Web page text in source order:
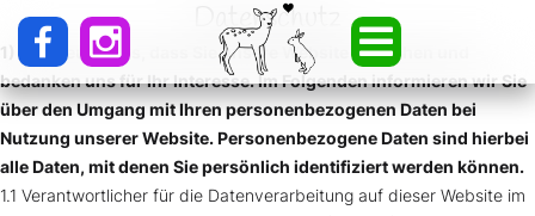
Datenschutz
1) Wir freuen uns, dass Sie unsere Website besuchen und
bedanken uns für Ihr Interesse. Im Folgenden informieren wir Sie
über den Umgang mit Ihren personenbezogenen Daten bei
Nutzung unserer Website. Personenbezogene Daten sind hierbei
alle Daten, mit denen Sie persönlich identifiziert werden können.
1.1 Verantwortlicher für die Datenverarbeitung auf dieser Website im